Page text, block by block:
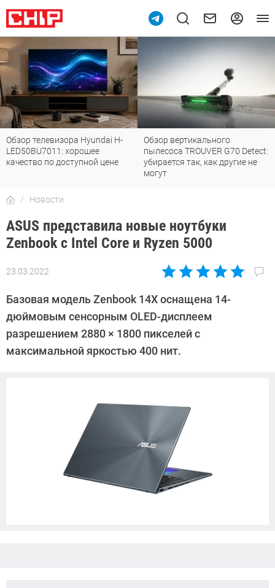
Обзор телевизора Hyundai H-
LED50BU7011: хорошее
качество по доступной цене
Обзор вертикального
пылесоса TROUVER G70 Detect:
убирается так, как другие не
могут
Новости
ASUS представила новые ноутбуки
Zenbook с Intel Core и Ryzen 5000
23.03.2022
Автор:
Кошик
Базовая модель Zenbook 14X оснащена 14-
дюймовым сенсорным OLED-дисплеем
разрешением 2880 × 1800 пикселей с
максимальной яркостью 400 нит.